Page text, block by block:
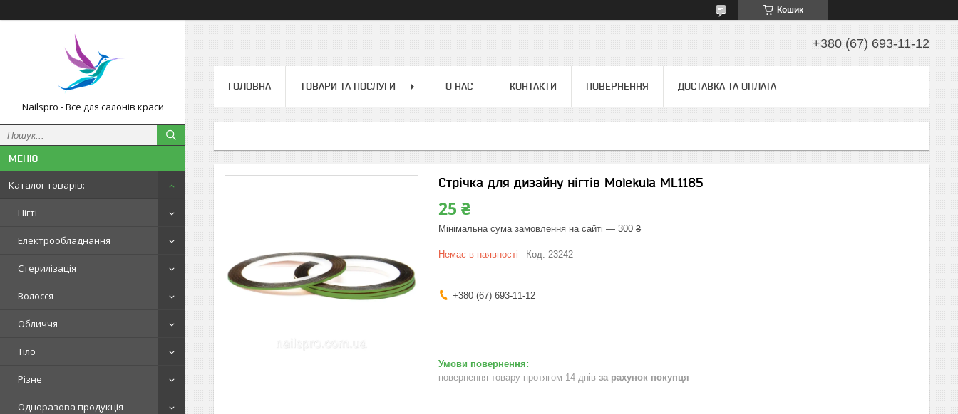
Кошик
Nailspro - Все для салонів краси
Каталог товарів:
Нігті
Електрообладнання
Стерилізація
Волосся
Обличчя
Тіло
Різне
Одноразова продукція
+380 (67) 693-11-12
ГОЛОВНА ТОВАРИ ТА ПОСЛУГИ О НАС КОНТАКТИ ПОВЕРНЕННЯ ДОСТАВКА ТА ОПЛАТА
Стрічка для дизайну нігтів Molekula ML1185
25 ₴
Мінімальна сума замовлення на сайті — 300 ₴
Немає в наявності Код: 23242
+380 (67) 693-11-12
повернення товару протягом 14 днів за рахунок покупця